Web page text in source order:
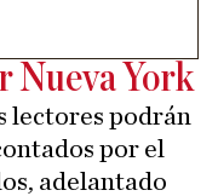
Nueva York
lectores podrán
por el
adelantado